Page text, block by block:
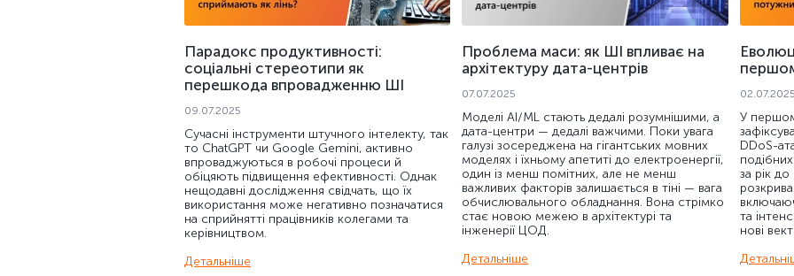
Парадокс продуктивності:
соціальні стереотипи як
перешкода впровадженню ШІ
09.07.2025
Сучасні інструменти штучного інтелекту, так
то ChatGPT чи Google Gemini, активно
впроваджуються в робочі процеси й
обіцяють підвищення ефективності. Однак
нещодавні дослідження свідчать, що їх
використання може негативно позначатися
на сприйнятті працівників колегами та
керівництвом.
Детальніше
Проблема маси: як ШІ впливає на
архітектуру дата-центрів
07.07.2025
Моделі AI/ML стають дедалі розумнішими, а
дата-центри — дедалі важчими. Поки увага
галузі зосереджена на гігантських мовних
моделях і їхньому апетиті до електроенергії,
один із менш помітних, але не менш
важливих факторів залишається в тіні — вага
обчислювального обладнання. Вона стрімко
стає новою межею в архітектурі та
інженерії ЦОД.
Детальніше
У
DDoS-
за рік
та
нові